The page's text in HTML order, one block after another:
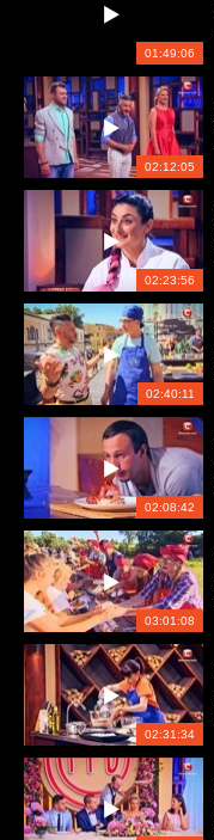
01:49:06
02:12:05
02:23:56
02:40:11
02:08:42
03:01:08
02:31:34